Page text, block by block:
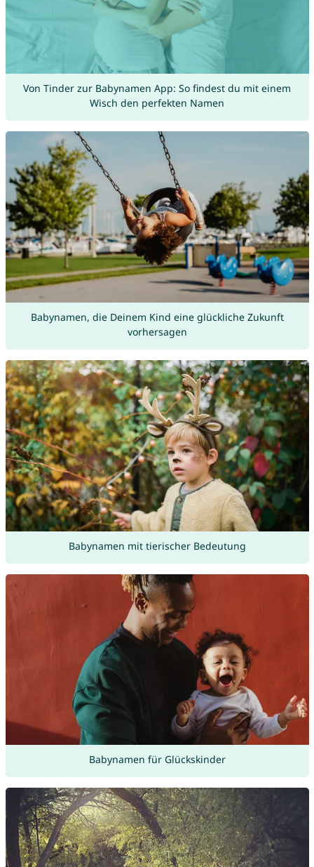
Von Tinder zur Babynamen App: So findest du mit einem
Wisch den perfekten Namen
Babynamen, die Deinem Kind eine glückliche Zukunft
vorhersagen
Babynamen mit tierischer Bedeutung
Babynamen für Glückskinder